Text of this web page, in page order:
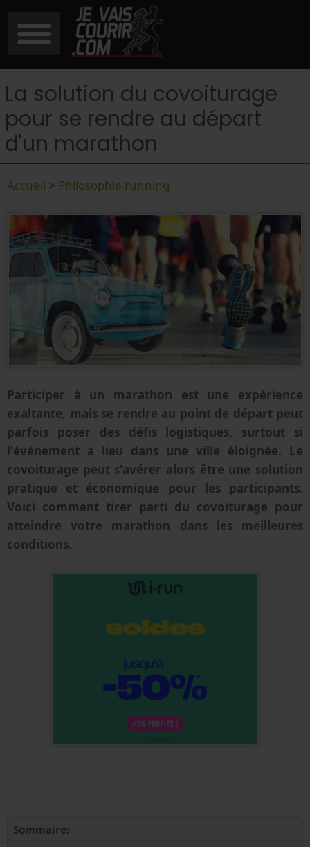
La solution du covoiturage
pour se rendre au départ
d'un marathon
Accueil > Philosophie running
Participer à un marathon est une expérience
exaltante, mais se rendre au point de départ peut
parfois poser des défis logistiques, surtout si
l'événement a lieu dans une ville éloignée. Le
covoiturage peut s'avérer alors être une solution
pratique et économique pour les participants.
Voici comment tirer parti du covoiturage pour
atteindre votre marathon dans les meilleures
conditions.
Sommaire: